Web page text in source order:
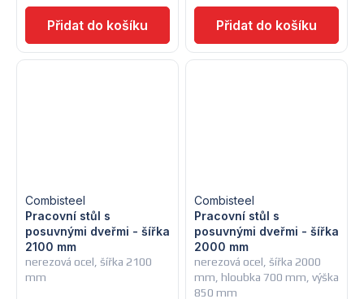
nerezová ocel, šířka 2100
mm
Pracovní stůl s
posuvnými dveřmi - šířka
2100 mm
Combisteel
nerezová ocel, šířka 2000
mm, hloubka 700 mm, výška
850 mm
Pracovní stůl s
posuvnými dveřmi - šířka
2000 mm
Combisteel